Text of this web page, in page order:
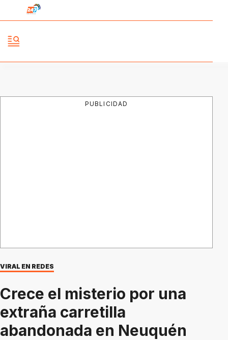
PUBLICIDAD
VIRAL EN REDES
Crece el misterio por una
extraña carretilla
abandonada en Neuquén